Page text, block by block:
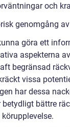
och
genomgång
göra ett
aspekterna
begränsad
vissa
har dessa
betydligt bättre